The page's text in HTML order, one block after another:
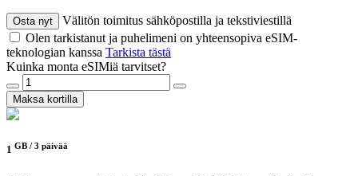
Osta nyt
Välitön toimitus sähköpostilla ja tekstiviestillä
Olen tarkistanut ja puhelimeni on yhteensopiva eSIM-
teknologian kanssa Tarkista tästä
Kuinka monta eSIMiä tarvitset?
Maksa kortilla
1 GB / 3 päivää